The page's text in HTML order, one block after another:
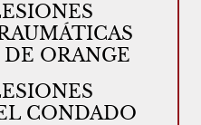
ORANGE
CONDADO